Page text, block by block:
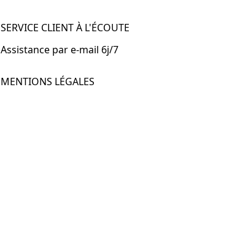
SERVICE CLIENT À L'ÉCOUTE
Assistance par e-mail 6j/7
MENTIONS LÉGALES